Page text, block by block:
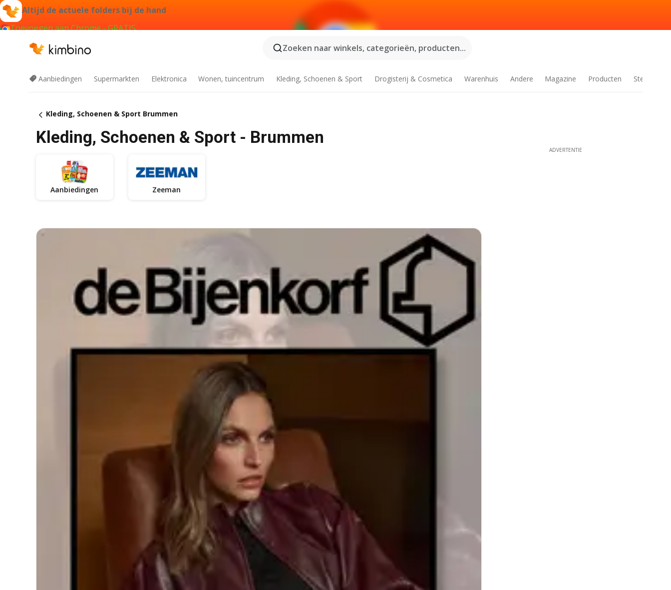
Altijd de actuele folders bij de hand
Toevoegen aan Chrome - GRATIS
Zoeken naar winkels, categorieën, producten...
Aanbiedingen Supermarkten Elektronica Wonen, tuincentrum Kleding, Schoenen & Sport Drogisterij & Cosmetica Warenhuis Andere Magazine Producten Steden
Kleding, Schoenen & Sport Brummen
Kleding, Schoenen & Sport - Brummen
Aanbiedingen Zeeman
ADVERTENTIE